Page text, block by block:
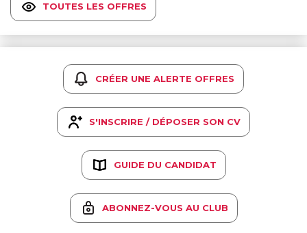
TOUTES LES OFFRES
CRÉER UNE ALERTE OFFRES
S'INSCRIRE / DÉPOSER SON CV
GUIDE DU CANDIDAT
ABONNEZ-VOUS AU CLUB